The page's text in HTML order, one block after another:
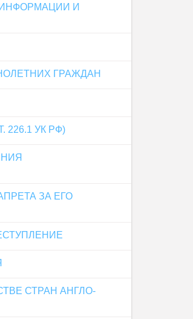
И
ГРАЖДАН
УК РФ)
ЗА ЕГО
СТРАН АНГЛО-